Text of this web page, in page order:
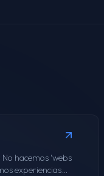
No hacemos 'webs
experiencias